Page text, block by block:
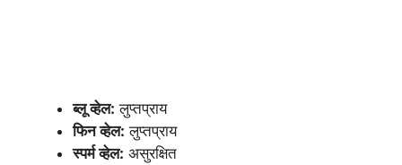
ब्लू व्हेल: लुप्तप्राय
फिन व्हेल: लुप्तप्राय
स्पर्म व्हेल: असुरक्षित